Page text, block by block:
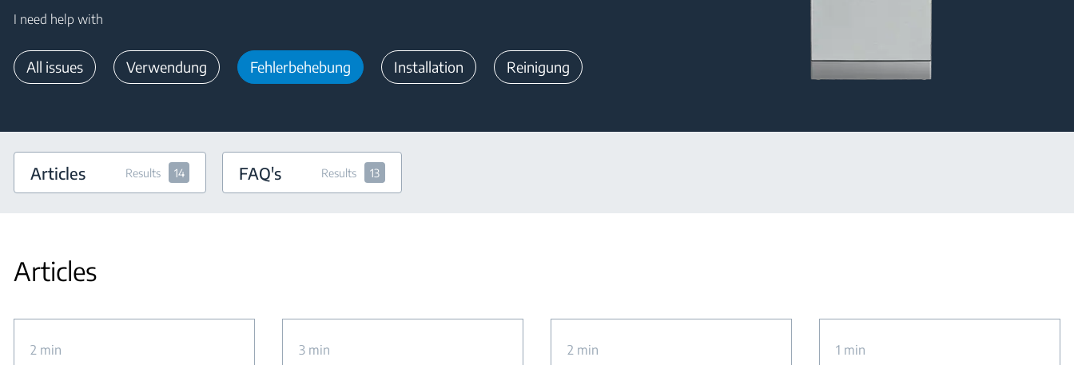
I need help with
All issues Verwendung Fehlerbehebung Installation Reinigung
Articles Results 14 FAQ's Results 13
Articles
2 min 3 min 2 min 1 min